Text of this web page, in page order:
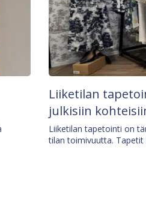
Liiketilan
julkisiin
Liiketilan tapetointi on
tilan toimivuutta.